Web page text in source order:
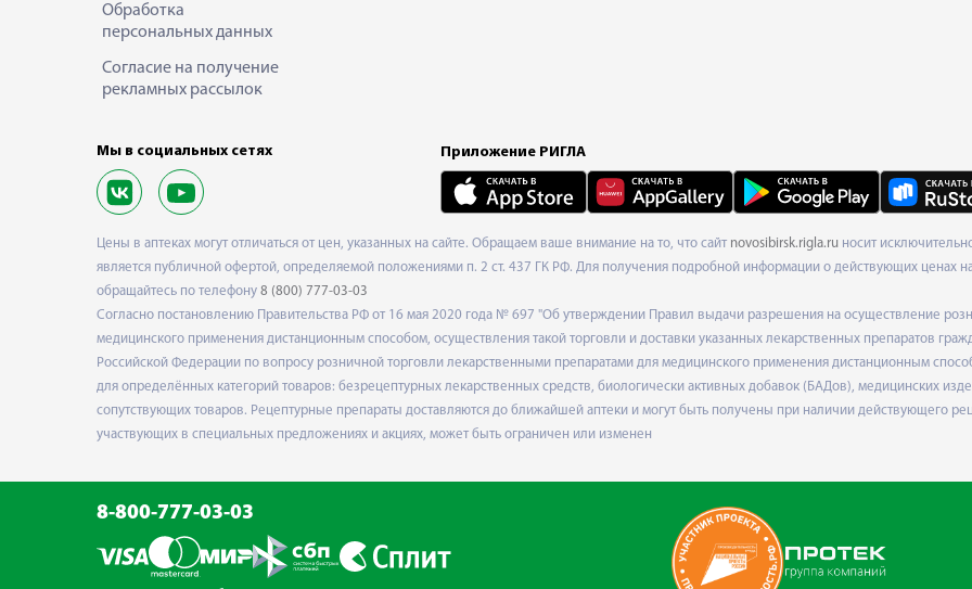
Обработка
персональных данных
Согласие на получение
рекламных рассылок
Мы в социальных сетях Приложение РИГЛА
Цены в аптеках могут отличаться от цен, указанных на сайте. Обращаем ваше внимание на то, что сайт novosibirsk.rigla.ru носит
является публичной офертой, определяемой положениями п. 2 ст. 437 ГК РФ. Для получения подробной информации о действующих ценах
обращайтесь по телефону 8 (800) 777-03-03
Согласно постановлению Правительства РФ от 16 мая 2020 года № 697 "Об утверждении Правил выдачи разрешения на осуществление
медицинского применения дистанционным способом, осуществления такой торговли и доставки указанных лекарственных препаратов
Российской Федерации по вопросу розничной торговли лекарственными препаратами для медицинского применения дистанционным
для определённых категорий товаров: безрецептурных лекарственных средств, биологически активных добавок (БАДов), медицинских
сопутствующих товаров. Рецептурные препараты доставляются до ближайшей аптеки и могут быть получены при наличии действующего
участвующих в специальных предложениях и акциях, может быть ограничен или изменен
8-800-777-03-03